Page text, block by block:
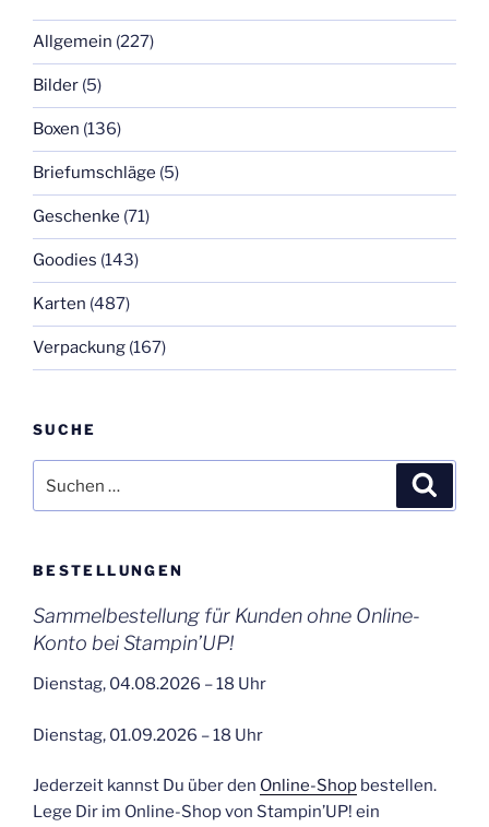
Allgemein (227)
Bilder (5)
Boxen (136)
Briefumschläge (5)
Geschenke (71)
Goodies (143)
Karten (487)
Verpackung (167)
SUCHE
nach:
BESTELLUNGEN
Sammelbestellung für Kunden ohne Online-
Konto bei Stampin’UP!
Dienstag, 04.08.2026 – 18 Uhr
Dienstag, 01.09.2026 – 18 Uhr
Jederzeit kannst Du über den Online-Shop bestellen.
Lege Dir im Online-Shop von Stampin’UP! ein